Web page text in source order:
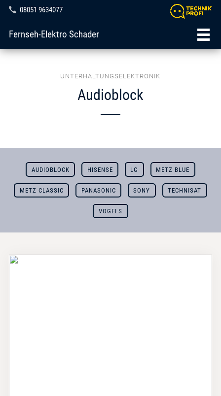
08051 9634077
Fernseh-Elektro Schader
UNTERHALTUNGSELEKTRONIK
Audioblock
AUDIOBLOCK HISENSE LG METZ BLUE
METZ CLASSIC PANASONIC SONY TECHNISAT
VOGELS